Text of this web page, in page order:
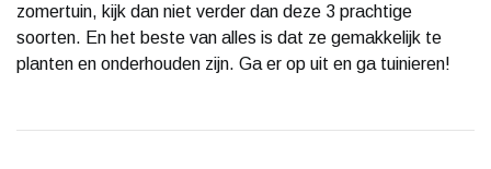
zomertuin, kijk dan niet verder dan deze 3 prachtige
soorten. En het beste van alles is dat ze gemakkelijk te
planten en onderhouden zijn. Ga er op uit en ga tuinieren!